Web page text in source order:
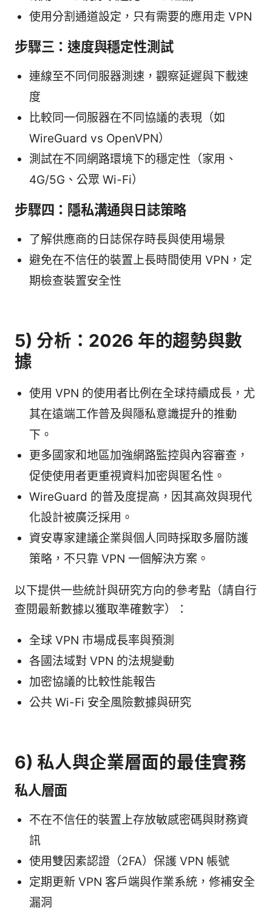
使用分割通道設定，只有需要的應用走 VPN
步驟三：速度與穩定性測試
連線至不同伺服器測速，觀察延遲與下載速
度
比較同一伺服器在不同協議的表現（如
WireGuard vs OpenVPN）
測試在不同網路環境下的穩定性（家用、
4G/5G、公眾 Wi-Fi）
步驟四：隱私溝通與日誌策略
了解供應商的日誌保存時長與使用場景
避免在不信任的裝置上長時間使用 VPN，定
期檢查裝置安全性
5) 分析：2026 年的趨勢與數
據
使用 VPN 的使用者比例在全球持續成長，尤
其在遠端工作普及與隱私意識提升的推動
下。
更多國家和地區加強網路監控與內容審查，
促使使用者更重視資料加密與匿名性。
WireGuard 的普及度提高，因其高效與現代
化設計被廣泛採用。
資安專家建議企業與個人同時採取多層防護
策略，不只靠 VPN 一個解決方案。
以下提供一些統計與研究方向的參考點（請自行
查閱最新數據以獲取準確數字）：
全球 VPN 市場成長率與預測
各國法域對 VPN 的法規變動
加密協議的比較性能報告
公共 Wi-Fi 安全風險數據與研究
6) 私人與企業層面的最佳實務
私人層面
不在不信任的裝置上存放敏感密碼與財務資
訊
使用雙因素認證（2FA）保護 VPN 帳號
定期更新 VPN 客戶端與作業系統，修補安全
漏洞